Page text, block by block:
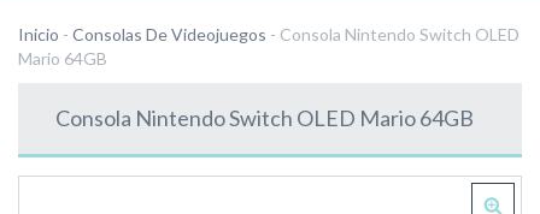
Inicio - Consolas De Videojuegos - Consola Nintendo Switch OLED
Mario 64GB
Consola Nintendo Switch OLED Mario 64GB